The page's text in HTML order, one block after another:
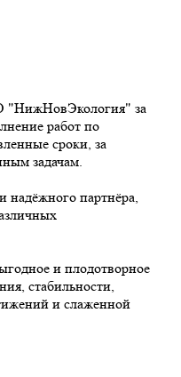
"НижНовЭкология" за
работ по
сроки, за
задачам.
партнёра,
и плодотворное
стабильности,
и слаженной